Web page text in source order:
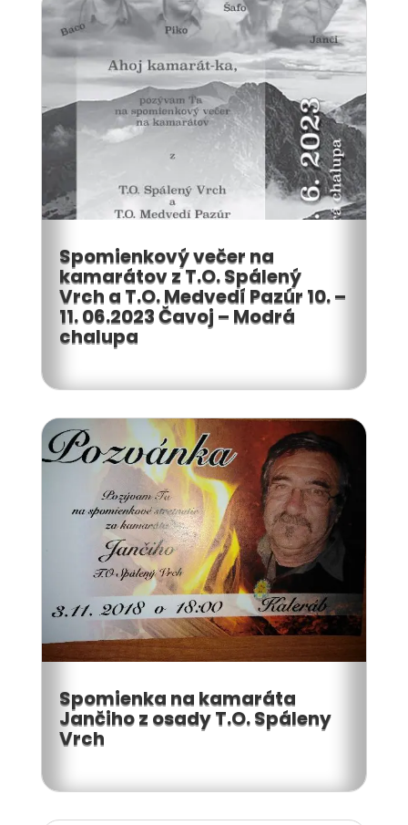
Spomienkový večer na
kamarátov z T.O. Spálený
Vrch a T.O. Medvedí Pazúr 10. –
11. 06.2023 Čavoj – Modrá
chalupa
Spomienka na kamaráta
Jančiho z osady T.O. Spáleny
Vrch